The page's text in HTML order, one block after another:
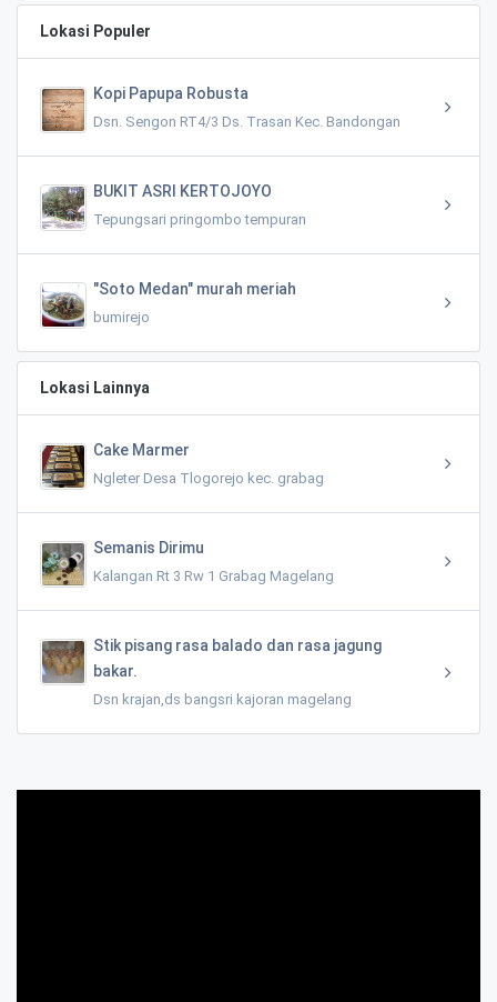
Lokasi Populer
Kopi Papupa Robusta
Dsn. Sengon RT4/3 Ds. Trasan Kec. Bandongan
BUKIT ASRI KERTOJOYO
Tepungsari pringombo tempuran
"Soto Medan" murah meriah
bumirejo
Lokasi Lainnya
Cake Marmer
Ngleter Desa Tlogorejo kec. grabag
Semanis Dirimu
Kalangan Rt 3 Rw 1 Grabag Magelang
Stik pisang rasa balado dan rasa jagung
bakar.
Dsn krajan,ds bangsri kajoran magelang